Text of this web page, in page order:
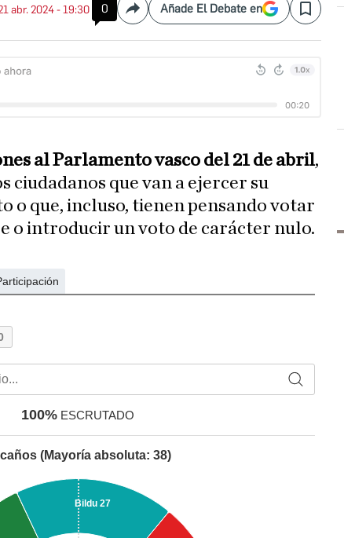
abr. 2024 - 19:30 0 CompartirAñade El Debate en Save
al Parlamento vasco del 21 de abril,
ciudadanos que van a ejercer su
o que, incluso, tienen pensando votar
o introducir un voto de carácter nulo.